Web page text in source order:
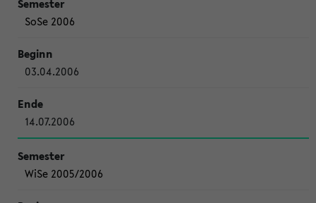
SoSe 2006
03.04.2006
14.07.2006
WiSe 2005/2006